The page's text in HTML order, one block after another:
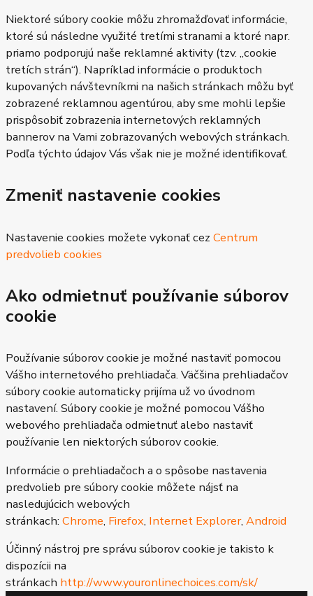
Niektoré súbory cookie môžu zhromažďovať informácie,
ktoré sú následne využité tretími stranami a ktoré napr.
priamo podporujú naše reklamné aktivity (tzv. „cookie
tretích strán“). Napríklad informácie o produktoch
kupovaných návštevníkmi na našich stránkach môžu byť
zobrazené reklamnou agentúrou, aby sme mohli lepšie
prispôsobiť zobrazenia internetových reklamných
bannerov na Vami zobrazovaných webových stránkach.
Podľa týchto údajov Vás však nie je možné identifikovať.
Zmeniť nastavenie cookies
Nastavenie cookies možete vykonať cez Centrum
predvolieb cookies
Ako odmietnuť používanie súborov
cookie
Používanie súborov cookie je možné nastaviť pomocou
Vášho internetového prehliadača. Väčšina prehliadačov
súbory cookie automaticky prijíma už vo úvodnom
nastavení. Súbory cookie je možné pomocou Vášho
webového prehliadača odmietnuť alebo nastaviť
používanie len niektorých súborov cookie.
Informácie o prehliadačoch a o spôsobe nastavenia
predvolieb pre súbory cookie môžete nájsť na
nasledujúcich webových
stránkach: Chrome, Firefox, Internet Explorer, Android
Účinný nástroj pre správu súborov cookie je takisto k
dispozícii na
stránkach http://www.youronlinechoices.com/sk/